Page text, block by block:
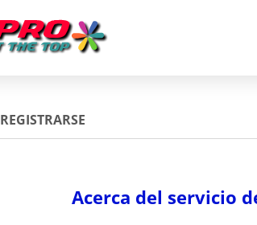
REGISTRARSE
Acerca del servicio